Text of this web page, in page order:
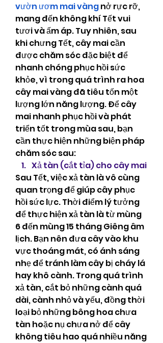
vườn ươm mai vàng nở rực rỡ,
mang đến không khí Tết vui
tươi và ấm áp. Tuy nhiên, sau
khi chưng Tết, cây mai cần
được chăm sóc đặc biệt để
nhanh chóng phục hồi sức
khỏe, vì trong quá trình ra hoa
cây mai vàng đã tiêu tốn một
lượng lớn năng lượng. Để cây
mai nhanh phục hồi và phát
triển tốt trong mùa sau, bạn
cần thực hiện những biện pháp
chăm sóc sau:
Xả tàn (cắt tỉa) cho cây mai
Sau Tết, việc xả tàn là vô cùng
quan trọng để giúp cây phục
hồi sức lực. Thời điểm lý tưởng
để thực hiện xả tàn là từ mùng
6 đến mùng 15 tháng Giêng âm
lịch. Bạn nên đưa cây vào khu
vực thoáng mát, có ánh sáng
nhẹ để tránh làm cây bị cháy lá
hay khô cành. Trong quá trình
xả tàn, cắt bỏ những cành quá
dài, cành nhỏ và yếu, đồng thời
loại bỏ những bông hoa chưa
tàn hoặc nụ chưa nở để cây
không tiêu hao quá nhiều năng